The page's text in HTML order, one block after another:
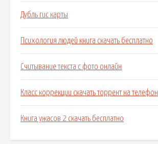
Дубль гис карты
Психология людей книга скачать бесплатно
Считывание текста с фото онлайн
Класс коррекции скачать торрент на телефон
Книга ужасов 2 скачать бесплатно